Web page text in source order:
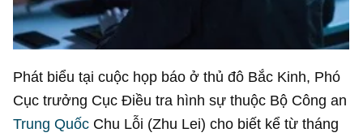
Phát biểu tại cuộc họp báo ở thủ đô Bắc Kinh, Phó
Cục trưởng Cục Điều tra hình sự thuộc Bộ Công an
Trung Quốc Chu Lỗi (Zhu Lei) cho biết kể từ tháng